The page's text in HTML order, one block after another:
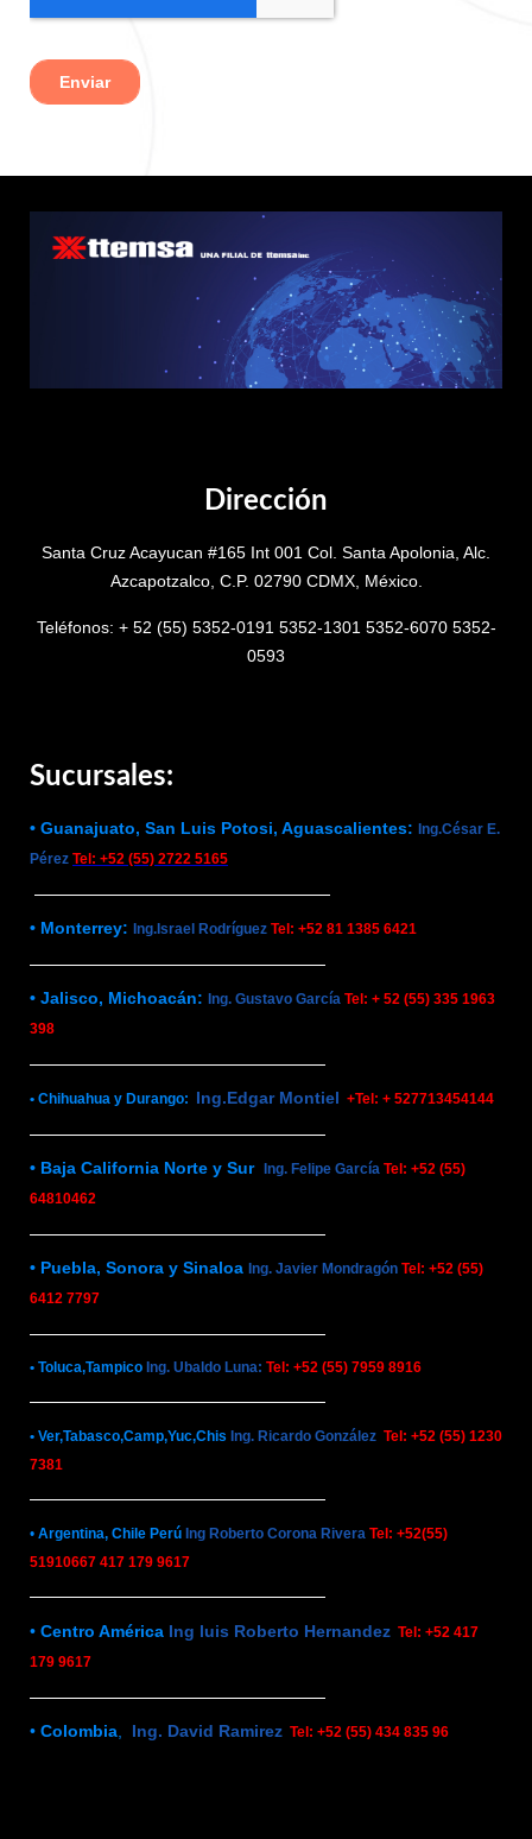
Dirección
Santa Cruz Acayucan #165 Int 001 Col. Santa Apolonia, Alc.
Azcapotzalco, C.P. 02790 CDMX, México.
Teléfonos: + 52 (55) 5352-0191 5352-1301 5352-6070 5352-
0593
Sucursales:
• Guanajuato, San Luis Potosi, Aguascalientes: Ing.César E.
Pérez Tel: +52 (55) 2722 5165
• Monterrey: Ing.Israel Rodríguez Tel: +52 81 1385 6421
• Jalisco, Michoacán: Ing. Gustavo García Tel: + 52 (55) 335 1963
398
• Chihuahua y Durango: Ing.Edgar Montiel +Tel: + 527713454144
• Baja California Norte y Sur Ing. Felipe García Tel: +52 (55)
64810462
• Puebla, Sonora y Sinaloa Ing. Javier Mondragón Tel: +52 (55)
6412 7797
• Toluca,Tampico Ing. Ubaldo Luna: Tel: +52 (55) 7959 8916
• Ver,Tabasco,Camp,Yuc,Chis Ing. Ricardo González Tel: +52 (55) 1230
7381
• Argentina, Chile Perú Ing Roberto Corona Rivera Tel: +52(55)
51910667 417 179 9617
• Centro América Ing luis Roberto Hernandez Tel: +52 417
179 9617
• Colombia Ing. David Ramirez Tel: +52 (55) 434 835 96